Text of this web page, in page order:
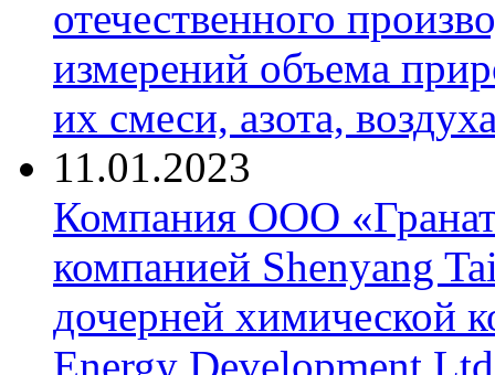
отечественного
измерений объема
их смеси, азота,
11.01.2023
Компания ООО
компанией Shenyang
дочерней химической
Energy Development